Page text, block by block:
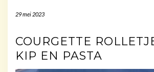
29 mei 2023
COURGETTE
KIP EN PASTA